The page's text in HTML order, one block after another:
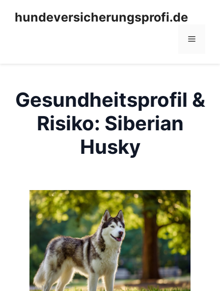
Inhalthundeversicherungsprofi.de
Menü
Gesundheitsprofil &
Risiko: Siberian
Husky